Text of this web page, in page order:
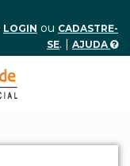
LOGIN ou CADASTRE-
SE. | AJUDA